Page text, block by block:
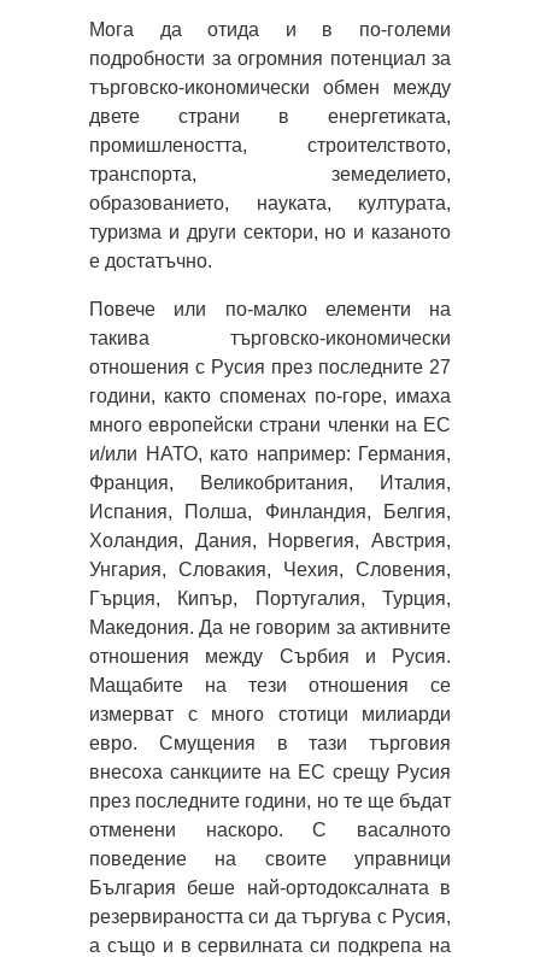
Мога да отида и в по-големи
подробности за огромния потенциал за
търговско-икономически обмен между
двете страни в енергетиката,
промишлеността, строителството,
транспорта, земеделието,
образованието, науката, културата,
туризма и други сектори, но и казаното
е достатъчно.
Повече или по-малко елементи на
такива търговско-икономически
отношения с Русия през последните 27
години, както споменах по-горе, имаха
много европейски страни членки на ЕС
и/или НАТО, като например: Германия,
Франция, Великобритания, Италия,
Испания, Полша, Финландия, Белгия,
Холандия, Дания, Норвегия, Австрия,
Унгария, Словакия, Чехия, Словения,
Гърция, Кипър, Португалия, Турция,
Македония. Да не говорим за активните
отношения между Сърбия и Русия.
Мащабите на тези отношения се
измерват с много стотици милиарди
евро. Смущения в тази търговия
внесоха санкциите на ЕС срещу Русия
през последните години, но те ще бъдат
отменени наскоро. С васалното
поведение на своите управници
България беше най-ортодоксалната в
резервираността си да търгува с Русия,
а също и в сервилната си подкрепа на